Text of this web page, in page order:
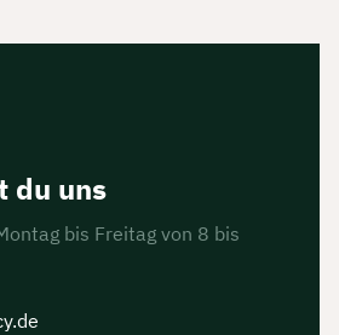
du uns
bis Freitag von 8 bis